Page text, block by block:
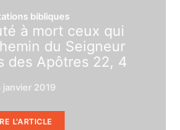
bibliques
à mort ceux qui
du Seigneur
des Apôtres 22, 4
janvier 2019
L'ARTICLE